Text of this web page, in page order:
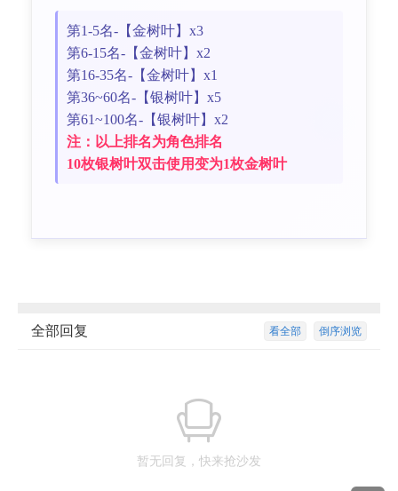
第1-5名-【金树叶】x3
第6-15名-【金树叶】x2
第16-35名-【金树叶】x1
第36~60名-【银树叶】x5
第61~100名-【银树叶】x2
注：以上排名为角色排名
10枚银树叶双击使用变为1枚金树叶
倒序浏览
看全部
全部回复
暂无回复，快来抢沙发